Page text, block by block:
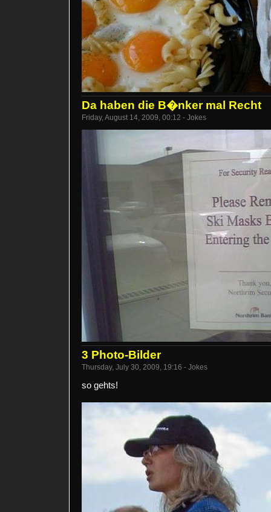
Da haben die B�nker mal Recht
Friday, August 14, 2009, 00:12 - Jokes
3 Photo-Bilder
Thursday, July 30, 2009, 19:16 - Jokes
so gehts!